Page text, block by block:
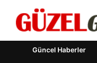
Güncel Haberler